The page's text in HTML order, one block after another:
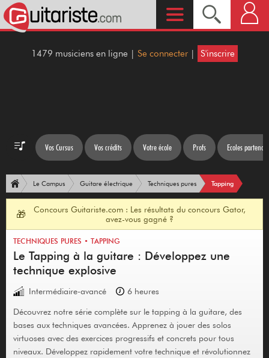
1479 musiciens en ligne | Se connecter | S'inscrire
Vos Cursus Vos crédits Votre école Profs Ecoles
Le Campus Guitare électrique Techniques pures Tapping
🎁
Concours Guitariste.com : Les résultats du concours Gator,
avez-vous gagné ?
TECHNIQUES PURES • TAPPING
Le Tapping à la guitare : Développez une
technique explosive
Intermédiaire-avancé 6 heures
Découvrez notre série complète sur le tapping à la guitare, des
bases aux techniques avancées. Apprenez à jouer des solos
virtuoses avec des exercices progressifs et concrets pour tous
niveaux. Développez rapidement votre technique et révolutionnez